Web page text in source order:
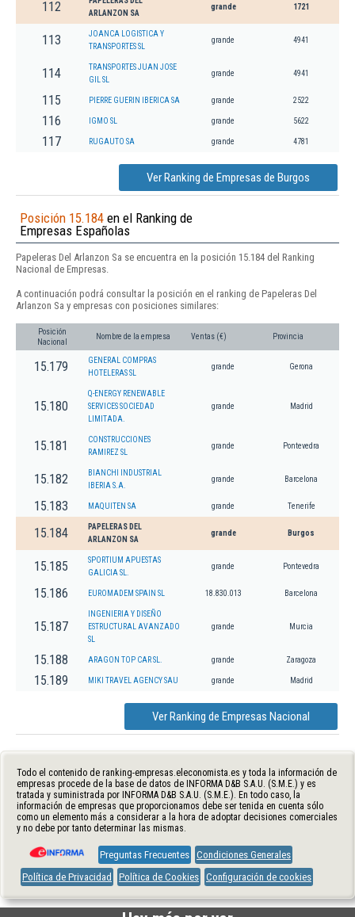
112
ARLANZON SA
grande 1721
113
JOANCA LOGISTICA Y
TRANSPORTES SL
grande 4941
114
TRANSPORTES JUAN JOSE
GIL SL
grande 4941
115 PIERRE GUERIN IBERICA SA grande 2522
116 IGMO SL grande 5622
117 RUGAUTO SA grande 4781
Ver Ranking de Empresas de Burgos
Posición 15.184 en el Ranking de
Empresas Españolas
Papeleras Del Arlanzon Sa se encuentra en la posición 15.184 del Ranking
Nacional de Empresas.
A continuación podrá consultar la posición en el ranking de Papeleras Del
Arlanzon Sa y empresas con posiciones similares:
Posición
Nacional
Nombre de la empresa Ventas (€) Provincia
15.179
GENERAL COMPRAS
HOTELERAS SL
grande Gerona
15.180
Q-ENERGY RENEWABLE
SERVICES SOCIEDAD
LIMITADA.
grande Madrid
15.181
CONSTRUCCIONES
RAMIREZ SL
grande Pontevedra
15.182
BIANCHI INDUSTRIAL
IBERIA S.A.
grande Barcelona
15.183 MAQUITEN SA grande Tenerife
15.184
PAPELERAS DEL
ARLANZON SA
grande Burgos
15.185
SPORTIUM APUESTAS
GALICIA SL.
grande Pontevedra
15.186 EUROMADEM SPAIN SL 18.830.013 Barcelona
15.187
INGENIERIA Y DISEÑO
ESTRUCTURAL AVANZADO
SL
grande Murcia
15.188 ARAGON TOP CAR SL. grande Zaragoza
15.189 MIKI TRAVEL AGENCY SAU grande Madrid
Ver Ranking de Empresas Nacional
Todo el contenido de ranking-empresas.eleconomista.es y toda la información de
empresas procede de la base de datos de INFORMA D&B S.A.U. (S.M.E.) y es
tratada y suministrada por INFORMA D&B S.A.U. (S.M.E.). En todo caso, la
información de empresas que proporcionamos debe ser tenida en cuenta sólo
como un elemento más a considerar a la hora de adoptar decisiones comerciales
y no debe por tanto determinar las mismas.
Preguntas Frecuentes Condiciones Generales
Política de Privacidad
Política de Cookies Configuración de cookies